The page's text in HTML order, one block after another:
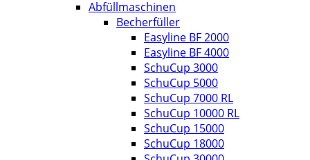
Abfüllmaschinen
Becherfüller
Easyline BF 2000
Easyline BF 4000
SchuCup 3000
SchuCup 5000
SchuCup 7000 RL
SchuCup 10000 RL
SchuCup 15000
SchuCup 18000